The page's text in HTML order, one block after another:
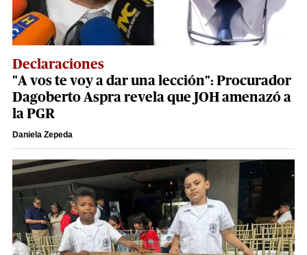
Declaraciones
"A vos te voy a dar una lección": Procurador
Dagoberto Aspra revela que JOH amenazó a
la PGR
Daniela Zepeda